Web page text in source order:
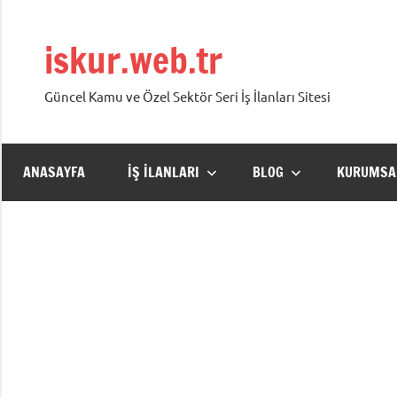
iskur.web.tr
Güncel Kamu ve Özel Sektör Seri İş İlanları Sitesi
ANASAYFA İŞ İLANLARI BLOG